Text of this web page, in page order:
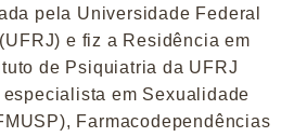
pela Universidade Federal
e fiz a Residência em
de Psiquiatria da UFRJ
em Sexualidade
Farmacodependências